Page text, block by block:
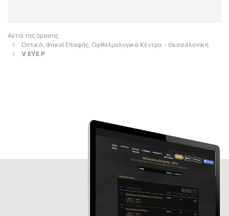
Αετοί της όρασης
Οπτικά, Φακοί Επαφής, Οφθαλμολογικά Κέντρα - Θεσσαλονίκη
V EYE P